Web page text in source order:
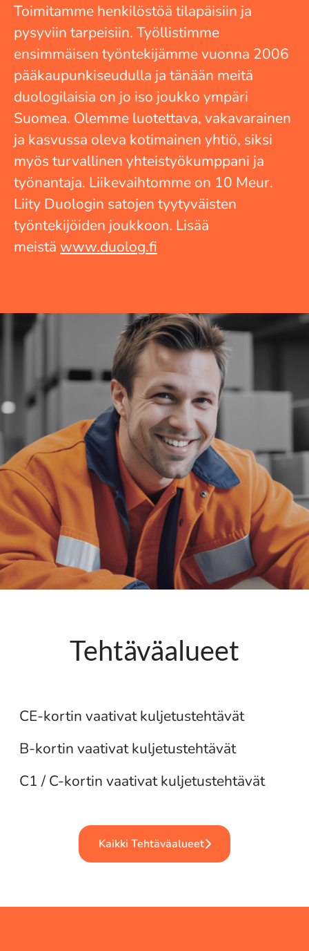
Toimitamme henkilöstöä tilapäisiin ja
pysyviin tarpeisiin. Työllistimme
ensimmäisen työntekijämme vuonna 2006
pääkaupunkiseudulla ja tänään meitä
duologilaisia on jo iso joukko ympäri
Suomea. Olemme luotettava, vakavarainen
ja kasvussa oleva kotimainen yhtiö, siksi
myös turvallinen yhteistyökumppani ja
työnantaja. Liikevaihtomme on 10 Meur.
Liity Duologin satojen tyytyväisten
työntekijöiden joukkoon. Lisää
meistä www.duolog.fi
Tehtäväalueet
CE-kortin vaativat kuljetustehtävät
B-kortin vaativat kuljetustehtävät
C1 / C-kortin vaativat kuljetustehtävät
Kaikki Tehtäväalueet